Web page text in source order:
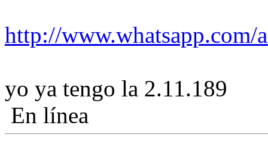
http://www.whatsapp.com/
yo ya tengo la 2.11.189
En línea